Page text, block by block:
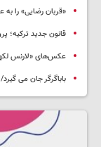
توران اویسال پس از ۳۱ سال زندان آزاد شد
«قربان رضایی» را
قانون جدید ترکیه؛
عکس‌های «لارنس
باباگرگر جان می